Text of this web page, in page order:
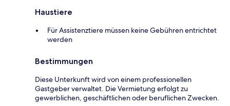
Haustiere
Für Assistenztiere müssen keine Gebühren entrichtet
werden
Bestimmungen
Diese Unterkunft wird von einem professionellen
Gastgeber verwaltet. Die Vermietung erfolgt zu
gewerblichen, geschäftlichen oder beruflichen Zwecken.